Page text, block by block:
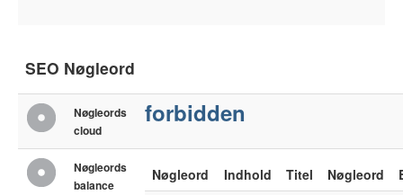
SEO Nøgleord
Nøgleords
cloud
forbidden
Nøgleords
balance
Nøgleord Indhold Titel Nøgleord